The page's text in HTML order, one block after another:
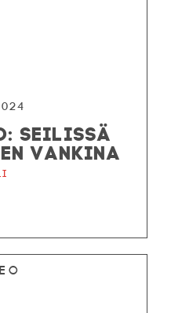
SEILISSÄ
VANKINA